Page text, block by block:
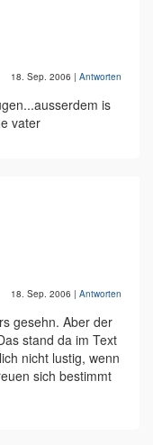
18. Sep. 2006 | Antworten
is
vater
18. Sep. 2006 | Antworten
gesehn. Aber der
stand da im Text
nicht lustig, wenn
sich bestimmt